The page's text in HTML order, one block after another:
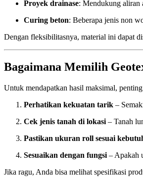
Proyek drainase: Mendukung aliran
Curing beton: Beberapa jenis non
Dengan fleksibilitasnya, material ini dapat
Bagaimana Memilih
Untuk mendapatkan hasil maksimal,
Perhatikan kekuatan tarik –
Cek jenis tanah di lokasi – Tanah
Pastikan ukuran roll sesuai
Sesuaikan dengan fungsi – Apakah
Jika ragu, Anda bisa melihat spesifikasi